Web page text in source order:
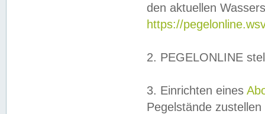
den aktuellen
https://
2. PEGELONLINE
3. Einrichten eines
Pegelstände